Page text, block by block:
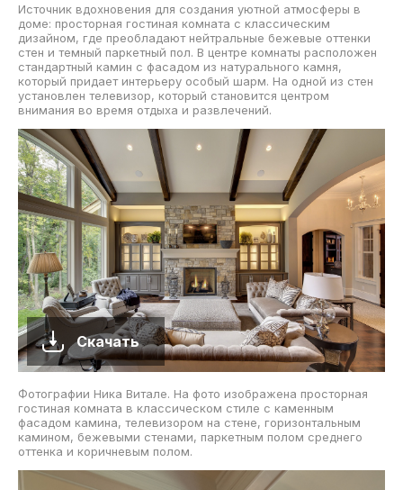
Источник вдохновения для создания уютной атмосферы в
доме: просторная гостиная комната с классическим
дизайном, где преобладают нейтральные бежевые оттенки
стен и темный паркетный пол. В центре комнаты расположен
стандартный камин с фасадом из натурального камня,
который придает интерьеру особый шарм. На одной из стен
установлен телевизор, который становится центром
внимания во время отдыха и развлечений.
Скачать
Фотографии Ника Витале. На фото изображена просторная
гостиная комната в классическом стиле с каменным
фасадом камина, телевизором на стене, горизонтальным
камином, бежевыми стенами, паркетным полом среднего
оттенка и коричневым полом.